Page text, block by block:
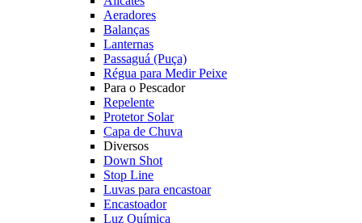
Aeradores
Balanças
Lanternas
Passaguá (Puça)
Régua para Medir Peixe
Para o Pescador
Repelente
Protetor Solar
Capa de Chuva
Diversos
Down Shot
Stop Line
Luvas para encastoar
Encastoador
Luz Química